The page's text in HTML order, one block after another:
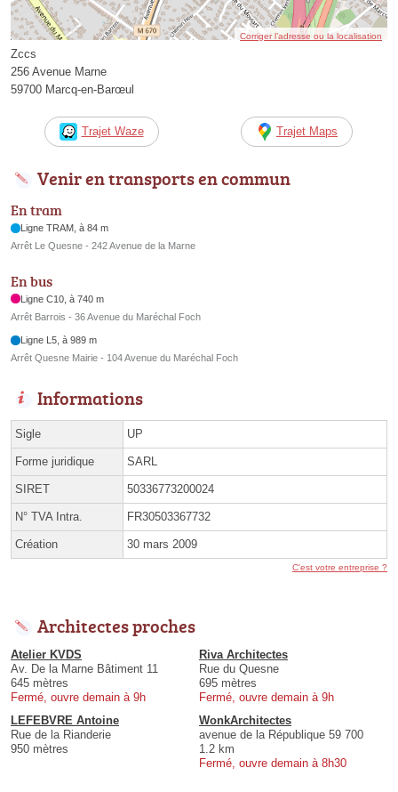
Corriger l’adresse ou la localisation
Zccs
256 Avenue Marne
59700 Marcq-en-Barœul
Trajet Waze Trajet Maps
Venir en transports en commun
En tram
Ligne TRAM, à 84 m
Arrêt Le Quesne - 242 Avenue de la Marne
En bus
Ligne C10, à 740 m
Arrêt Barrois - 36 Avenue du Maréchal Foch
Ligne L5, à 989 m
Arrêt Quesne Mairie - 104 Avenue du Maréchal Foch
Informations
Sigle UP
Forme juridique SARL
SIRET 50336773200024
N° TVA Intra. FR30503367732
Création 30 mars 2009
C'est votre entreprise ?
Architectes proches
Atelier KVDS
Av. De la Marne Bâtiment 11
645 mètres
Fermé, ouvre demain à 9h
Riva Architectes
Rue du Quesne
695 mètres
Fermé, ouvre demain à 9h
LEFEBVRE Antoine
Rue de la Rianderie
950 mètres
WonkArchitectes
avenue de la République 59 700
1.2 km
Fermé, ouvre demain à 8h30